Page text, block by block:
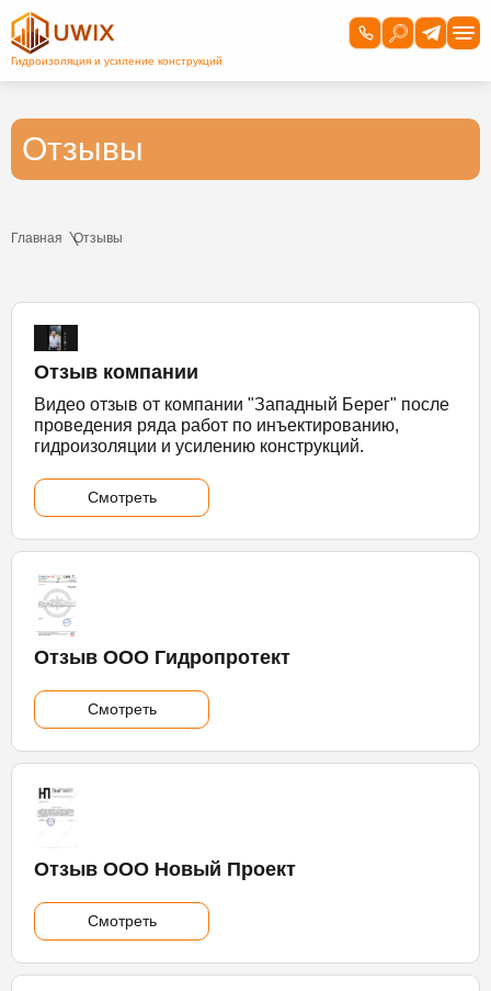
Отзывы
Главная Отзывы
Отзыв компании
Видео отзыв от компании "Западный Берег" после
проведения ряда работ по инъектированию,
гидроизоляции и усилению конструкций.
Смотреть
Отзыв ООО Гидропротект
Смотреть
Отзыв ООО Новый Проект
Смотреть